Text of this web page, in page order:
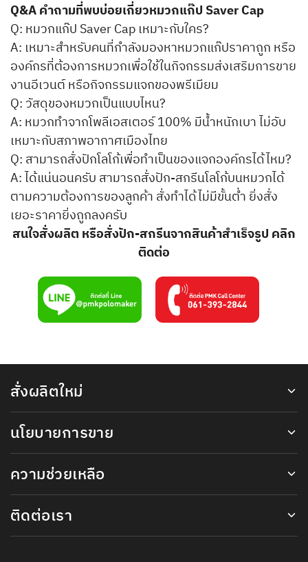
Q&A คำถามที่พบบ่อยเกี่ยวหมวกแก๊ป Saver Cap
Q: หมวกแก๊ป Saver Cap เหมาะกับใคร?
A: เหมาะสำหรับคนที่กำลังมองหาหมวกแก๊ปราคาถูก หรือ
องค์กรที่ต้องการหมวกเพื่อใช้ในกิจกรรมส่งเสริมการขาย
งานอีเวนต์ หรือกิจกรรมแจกของพรีเมียม
Q: วัสดุของหมวกเป็นแบบไหน?
A: หมวกทำจากโพลีเอสเตอร์ 100% มีน้ำหนักเบา ไม่อับ
เหมาะกับสภาพอากาศเมืองไทย
Q: สามารถสั่งปักโลโก้เพื่อทำเป็นของแจกองค์กรได้ไหม?
A: ได้แน่นอนครับ สามารถสั่งปัก-สกรีนโลโก้บนหมวกได้
ตามความต้องการของลูกค้า สั่งทำได้ไม่มีขั้นต่ำ ยิ่งสั่ง
เยอะราคายิ่งถูกลงครับ
สนใจสั่งผลิต หรือสั่งปัก-สกรีนจากสินค้าสำเร็จรูป คลิก
ติดต่อ
สั่งผลิตใหม่
นโยบายการขาย
ความช่วยเหลือ
ติดต่อเรา